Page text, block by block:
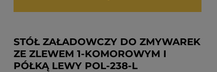
STÓŁ ZAŁADOWCZY DO ZMYWAREK
ZE ZLEWEM 1-KOMOROWYM I
PÓŁKĄ LEWY POL-238-L